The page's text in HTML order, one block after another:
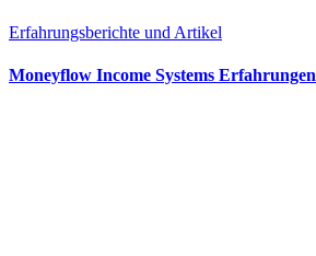
Erfahrungsberichte und Artikel
Moneyflow Income Systems Erfahrungen